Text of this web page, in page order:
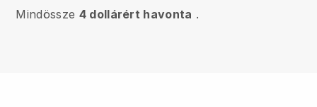
Mindössze 4 dollárért havonta .